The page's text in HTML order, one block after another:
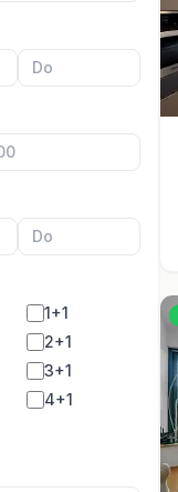
1+1
2+1
3+1
4+1